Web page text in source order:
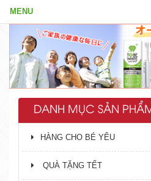
DANH MỤC SẢN
HÀNG CHO BÉ YÊU
QUÀ TẶNG TẾT